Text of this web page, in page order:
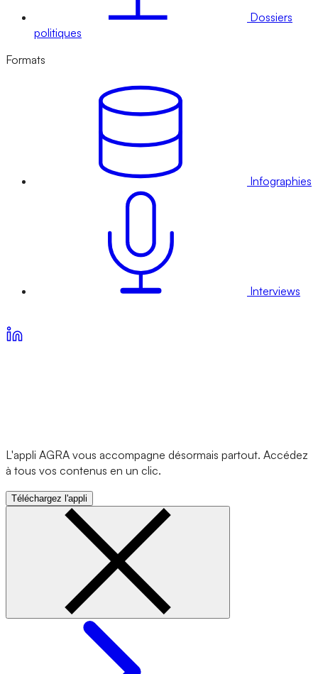
Dossiers
politiques
Formats
Infographies
Interviews
L'appli AGRA vous accompagne désormais partout. Accédez
à tous vos contenus en un clic.
Téléchargez l'appli